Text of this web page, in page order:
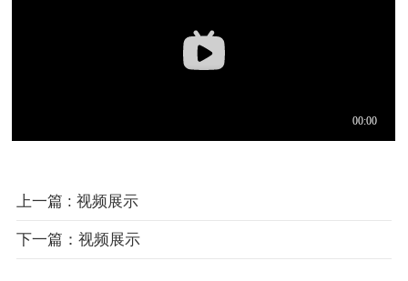
上一篇 : 视频展示
下一篇：视频展示